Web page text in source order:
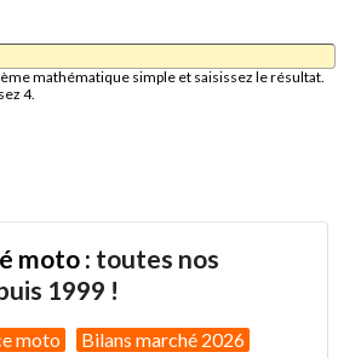
mathématique simple et saisissez le résultat.
4.
moto : toutes nos
1999 !
moto Bilans marché 2026